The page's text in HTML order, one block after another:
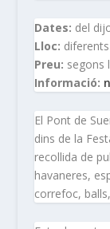
Dates: del
Lloc:
Preu: segons
Informació:
El Pont de
dins de la
recollida de
havaneres,
correfoc,